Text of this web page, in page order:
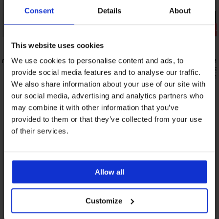
Consent Details About
This website uses cookies
We use cookies to personalise content and ads, to
provide social media features and to analyse our traffic.
We also share information about your use of our site with
our social media, advertising and analytics partners who
may combine it with other information that you’ve
provided to them or that they’ve collected from your use
of their services.
Allow all
Customize
3PACK памучни боксерки BOSS Power
Long
47,99 €(93,86 лв.)
Отстъпка
3PACK
Hilfiger
36,39 €
Открийте подобни артикули